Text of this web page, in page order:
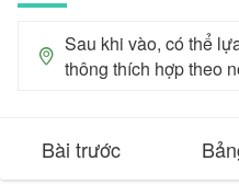
Sau khi vào, có thể
thông thích hợp theo
Bài trước